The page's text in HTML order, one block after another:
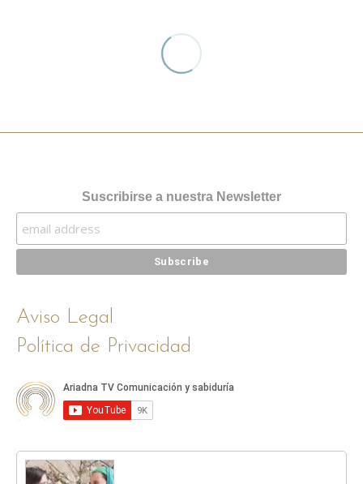
Suscribirse a nuestra Newsletter
Aviso Legal
Política de Privacidad